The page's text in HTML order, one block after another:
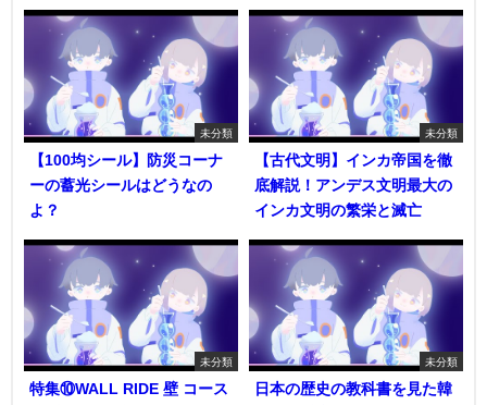
未分類
【100均シール】防災コーナ
ーの蓄光シールはどうなの
よ？
未分類
【古代文明】インカ帝国を徹
底解説！アンデス文明最大の
インカ文明の繁栄と滅亡
未分類
特集⑩WALL RIDE 壁 コース
未分類
日本の歴史の教科書を見た韓